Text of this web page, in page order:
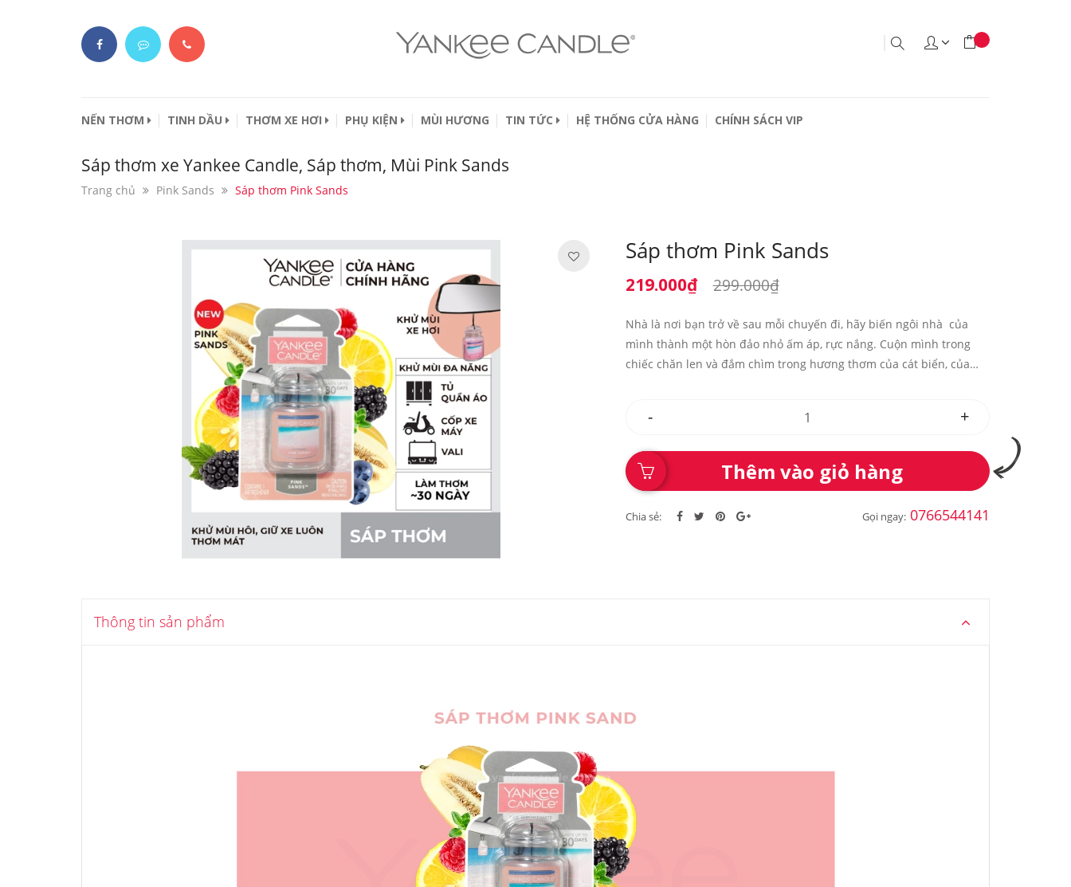
NẾN THƠM TINH DẦU THƠM XE HƠI PHỤ KIỆN MÙI HƯƠNG TIN TỨC HỆ THỐNG CỬA HÀNG CHÍNH SÁCH VIP
Sáp thơm xe Yankee Candle, Sáp thơm, Mùi Pink Sands
Trang chủ Pink Sands Sáp thơm Pink Sands
Sáp thơm Pink Sands
219.000₫ 299.000₫
Nhà là nơi bạn trở về sau mỗi chuyến đi, hãy biến ngôi nhà của
mình thành một hòn đảo nhỏ ấm áp, rực nắng. Cuộn mình trong
chiếc chăn len và đắm chìm trong hương thơm của cát biển, của
- +
Thêm vào giỏ hàng
Chia sẻ: Gọi ngay: 0766544141
Thông tin sản phẩm